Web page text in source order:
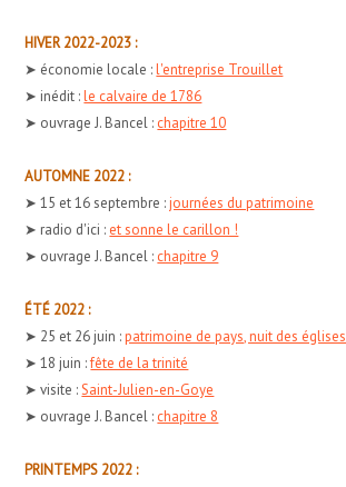
HIVER 2022-2023 :
➤ économie locale :l'entreprise Trouillet
➤ inédit :le calvaire de 1786
➤ ouvrage J. Bancel : chapitre 10
AUTOMNE 2022 :
➤ 15 et 16 septembre :journées du patrimoine
➤ radio d'ici : et sonne le carillon !
➤ ouvrage J. Bancel : chapitre 9
ÉTÉ 2022 :
➤ 25 et 26 juin :patrimoine de pays, nuit des églises
➤ 18 juin :fête de la trinité
➤ visite :Saint-Julien-en-Goye
➤ ouvrage J. Bancel : chapitre 8
PRINTEMPS 2022 :